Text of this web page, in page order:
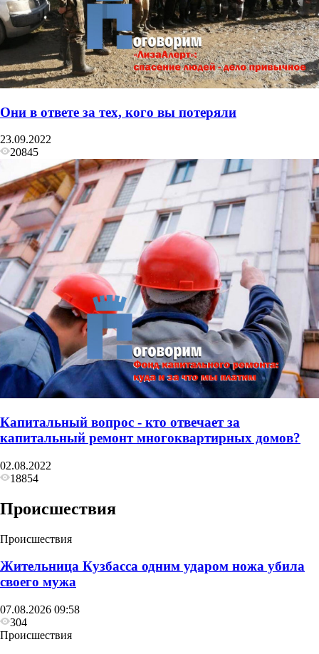
Они в ответе за тех, кого вы потеряли
23.09.2022
20845
Капитальный вопрос - кто отвечает за
капитальный ремонт многоквартирных домов?
02.08.2022
18854
Происшествия
Происшествия
Жительница Кузбасса одним ударом ножа убила
своего мужа
07.08.2026 09:58
304
Происшествия